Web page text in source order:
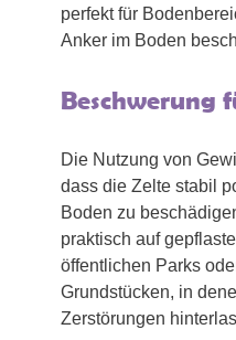
perfekt für
Anker im Boden
Beschwerung
Die Nutzung von
dass die Zelte stabil
Boden zu
praktisch auf
öffentlichen Parks
Grundstücken, in
Zerstörungen